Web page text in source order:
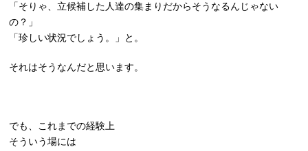
「そりゃ、立候補した人達の集まりだからそうなるんじゃない
の？」
「珍しい状況でしょう。」と。
それはそうなんだと思います。
でも、これまでの経験上
そういう場には